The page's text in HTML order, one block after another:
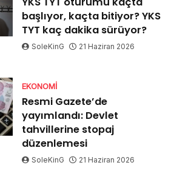
başlıyor, kaçta bitiyor? YKS
TYT kaç dakika sürüyor?
SoleKinG 21 Haziran 2026
EKONOMI
Resmi Gazete’de
yayımlandı: Devlet
tahvillerine stopaj
düzenlemesi
SoleKinG 21 Haziran 2026